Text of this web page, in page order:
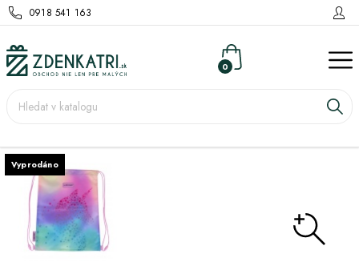
0918 541 163
0
Vyprodáno